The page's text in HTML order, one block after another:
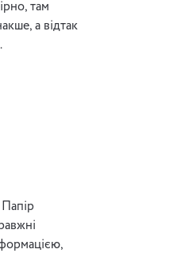
там
а відтак